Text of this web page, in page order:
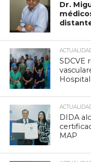
Dr.
SDCVE
DIDA
MAP